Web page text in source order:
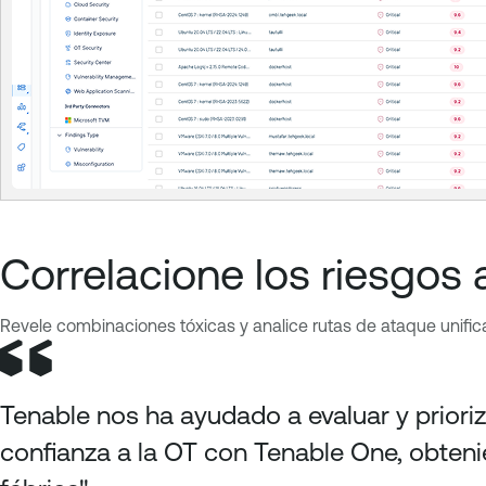
Correlacione los riesgos
Revele combinaciones tóxicas y analice rutas de ataque
Tenable nos ha ayudado a evaluar y
confianza a la OT con Tenable One,